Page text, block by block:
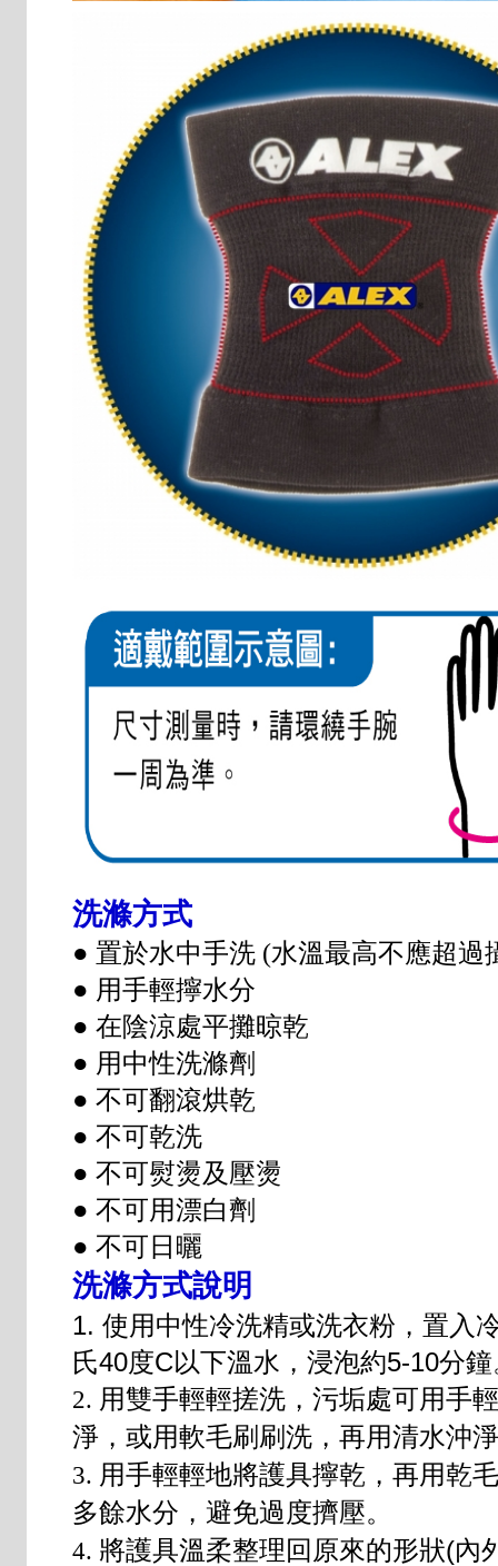
洗滌方式
● 置於水中手洗 (水溫最高不應超過
● 用手輕擰水分
● 在陰涼處平攤晾乾
● 用中性洗滌劑
● 不可翻滾烘乾
● 不可乾洗
● 不可熨燙及壓燙
● 不可用漂白劑
● 不可日曬
洗滌方式說明
1. 使用中性冷洗精或洗衣粉，置入
氏40度C以下溫水，浸泡約5-10分
2. 用雙手輕輕搓洗，污垢處可用手
淨，或用軟毛刷刷洗，再用清水沖
3. 用手輕輕地將護具擰乾，再用乾
多餘水分，避免過度擠壓。
4. 將護具溫柔整理回原來的形狀(內